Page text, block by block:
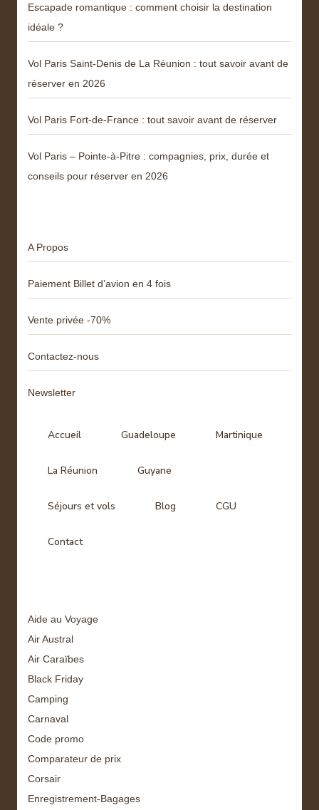
Escapade romantique : comment choisir la destination
idéale ?
Vol Paris Saint-Denis de La Réunion : tout savoir avant de
réserver en 2026
Vol Paris Fort-de-France : tout savoir avant de réserver
Vol Paris – Pointe-à-Pitre : compagnies, prix, durée et
conseils pour réserver en 2026
A Propos
Paiement Billet d’avion en 4 fois
Vente privée -70%
Contactez-nous
Newsletter
Accueil Guadeloupe Martinique
La Réunion Guyane
Séjours et vols Blog CGU
Contact
Aide au Voyage
Air Austral
Air Caraïbes
Black Friday
Camping
Carnaval
Code promo
Comparateur de prix
Corsair
Enregistrement-Bagages